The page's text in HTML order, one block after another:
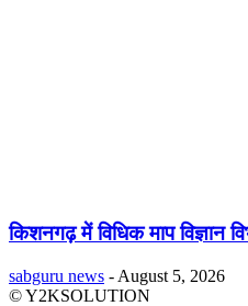
किशनगढ़ में विधिक माप विज्ञान
sabguru news - August 5, 2026
© Y2KSOLUTION